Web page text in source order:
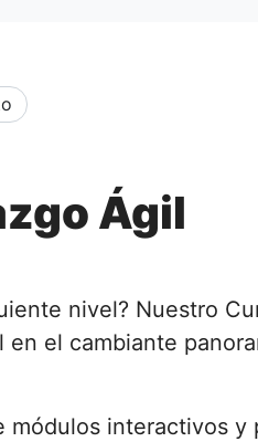
Ágil
nivel? Nuestro
el cambiante
interactivos y